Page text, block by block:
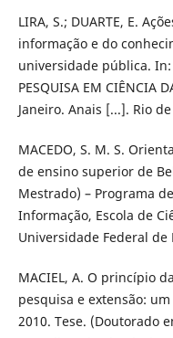
LIRA, S.; DUARTE, E.
informação e do
universidade pública. In:
PESQUISA EM CIÊNCIA
Janeiro. Anais [...]. Rio
MACEDO, S. M. S.
de ensino superior de
Mestrado) – Programa
Informação, Escola de
Universidade Federal de
MACIEL, A. O princípio
pesquisa e extensão:
2010. Tese. (Doutorado